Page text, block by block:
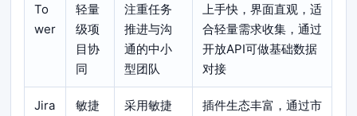
To
wer
轻量
级项
目协
同
注重任务
推进与沟
通的中小
型团队
上手快，界面直观，适
合轻量需求收集，通过
开放API可做基础数据
对接
Jira
敏捷
采用敏捷
插件生态丰富，通过市